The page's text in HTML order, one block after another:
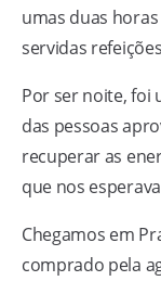
umas duas
servidas
Por ser noite, foi
das pessoas
recuperar as
que nos
Chegamos em
comprado pela